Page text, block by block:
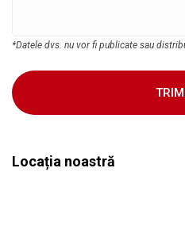
*Datele dvs. nu vor fi publicate sau
Locația noastră